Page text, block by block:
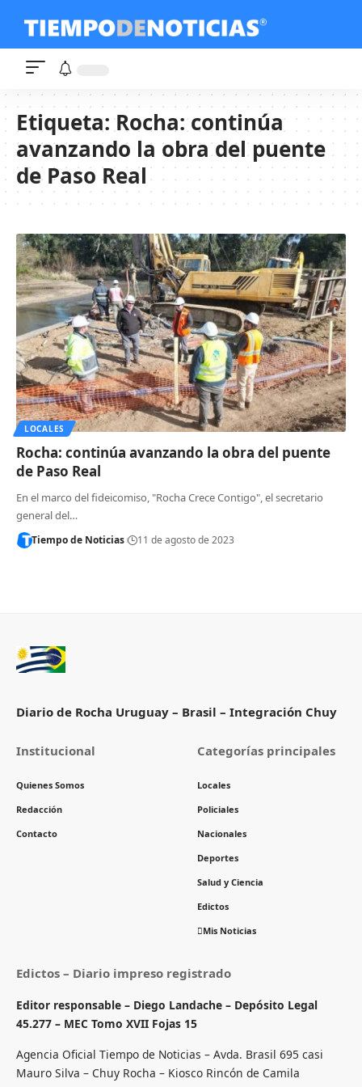
Etiqueta:Rocha: continúa
avanzando la obra del puente
de Paso Real
LOCALES
Rocha: continúa avanzando la obra del puente
de Paso Real
En el marco del fideicomiso, "Rocha Crece Contigo", el secretario
general del…
Tiempo de Noticias 11 de agosto de 2023
Diario de Rocha Uruguay – Brasil – Integración Chuy
Institucional
Quienes Somos
Redacción
Contacto
Categorías principales
Locales
Policiales
Nacionales
Deportes
Salud y Ciencia
Edictos
Mis Noticias
Edictos – Diario impreso registrado
Editor responsable – Diego Landache – Depósito Legal
45.277 – MEC Tomo XVII Fojas 15
Agencia Oficial Tiempo de Noticias – Avda. Brasil 695 casi
Mauro Silva – Chuy Rocha – Kiosco Rincón de Camila